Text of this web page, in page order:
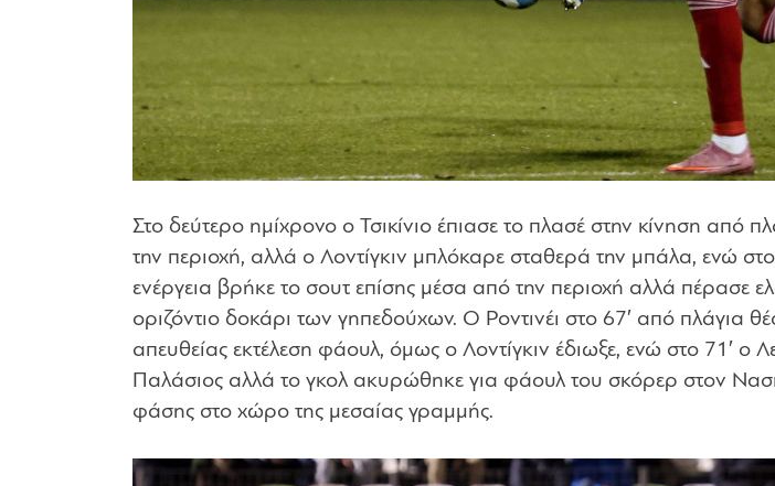
Στο δεύτερο ημίχρονο ο Τσικίνιο έπιασε το πλασέ στην κίνηση από
την περιοχή, αλλά ο Λοντίγκιν μπλόκαρε σταθερά την μπάλα, ενώ
ενέργεια βρήκε το σουτ επίσης μέσα από την περιοχή αλλά πέρασε
οριζόντιο δοκάρι των γηπεδούχων. Ο Ροντινέι στο 67′ από πλάγια
απευθείας εκτέλεση φάουλ, όμως ο Λοντίγκιν έδιωξε, ενώ στο 71′ ο
Παλάσιος αλλά το γκολ ακυρώθηκε για φάουλ του σκόρερ στον
φάσης στο χώρο της μεσαίας γραμμής.